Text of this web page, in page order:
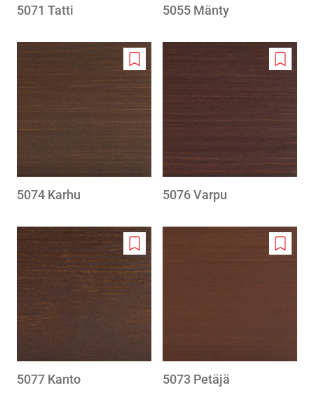
5071 Tatti 5055 Mänty
Add
5074 Karhu
Add
5076 Varpu
Add
to
wishlist
5077 Kanto
Add
5073 Petäjä